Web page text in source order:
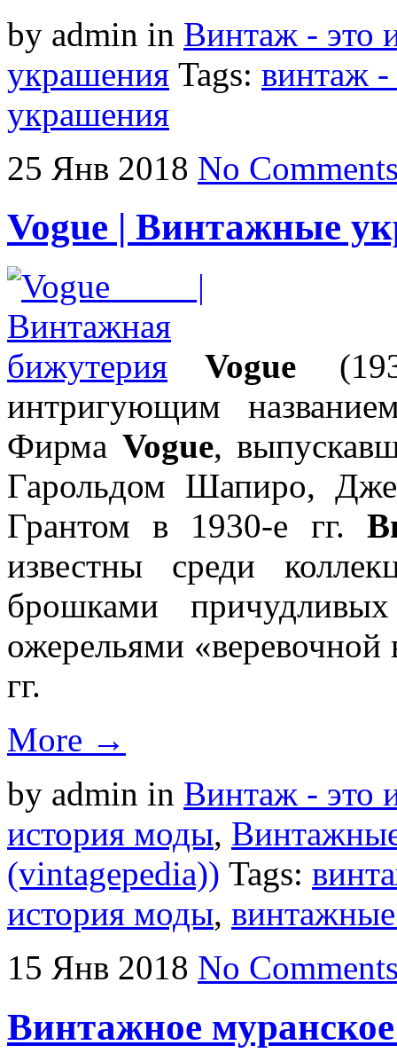
by admin in Винтаж - это
украшения Tags: винтаж -
украшения
25 Янв 2018 No
Vogue | Винтажные
Vogue
интригующим
Фирма Vogue,
Гарольдом Шапиро,
Грантом в 1930-е гг.
известны среди
брошками
ожерельями
гг.
More →
by admin in Винтаж - это
история моды,
(vintagepedia)) Tags:
история моды,
15 Янв 2018 No
Винтажное муранское